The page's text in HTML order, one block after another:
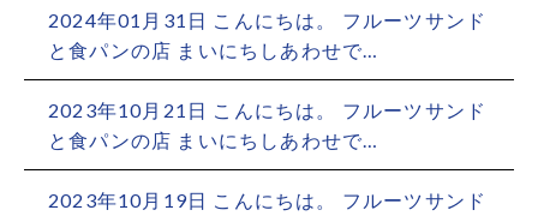
2024年01月31日 こんにちは。 フルーツサンド
と食パンの店 まいにちしあわせで…
2023年10月21日 こんにちは。 フルーツサンド
と食パンの店 まいにちしあわせで…
2023年10月19日 こんにちは。 フルーツサンド